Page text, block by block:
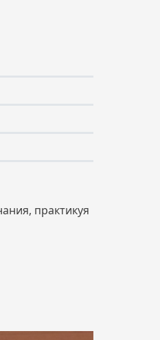
практикуя